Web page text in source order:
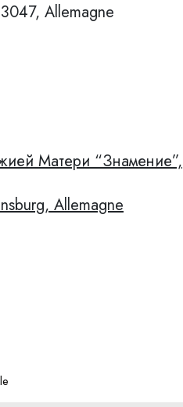
Allemagne
Матери “Знамение”,
Allemagne